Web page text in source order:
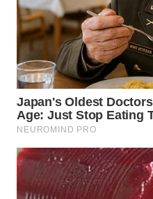
WN
LANGKAT
WN
TAPANULI
SELATAN
TANJUNG
LESUNG